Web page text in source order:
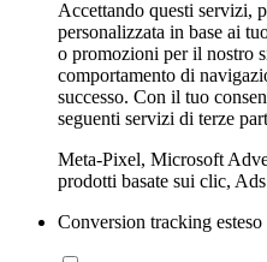
Accettando questi servizi,
personalizzata in base ai
o promozioni per il nostro
comportamento di
successo. Con il tuo
seguenti servizi di terze
Meta-Pixel, Microsoft
prodotti basate sui clic,
Conversion tracking esteso